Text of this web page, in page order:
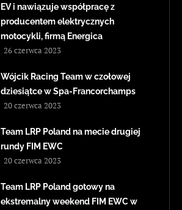
EV i nawiązuje współpracę z
producentem elektrycznych
motocykli, firmą Energica
26 czerwca 2023
Wójcik Racing Team w czołowej
dziesiątce w Spa-Francorchamps
20 czerwca 2023
Team LRP Poland na mecie drugiej
rundy FIM EWC
20 czerwca 2023
Team LRP Poland gotowy na
ekstremalny weekend FIM EWC w